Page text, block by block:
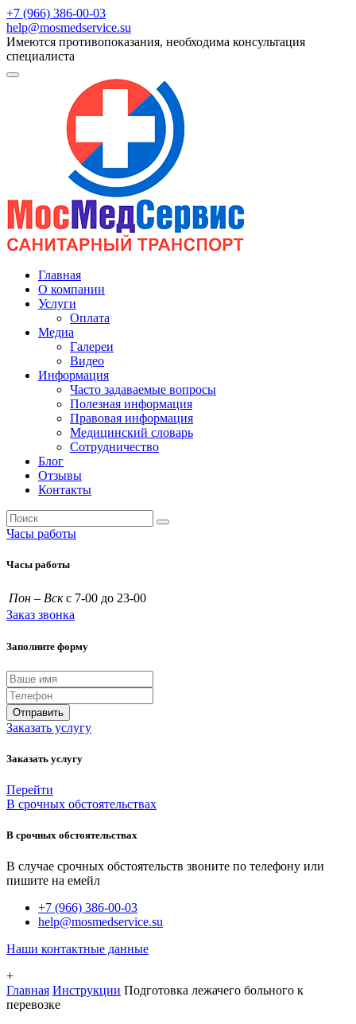
+7 (966) 386-00-03
help@mosmedservice.su
Имеются противопоказания, необходима консультация
специалиста
Главная
О компании
Услуги
Оплата
Медиа
Галереи
Видео
Информация
Часто задаваемые вопросы
Полезная информация
Правовая информация
Медицинский словарь
Сотрудничество
Блог
Отзывы
Контакты
Часы работы
Часы работы
Пон – Вск с 7-00 до 23-00
Заказ звонка
Заполните форму
Отправить
Заказать услугу
Заказать услугу
Перейти
В срочных обстоятельствах
В срочных обстоятельствах
В случае срочных обстоятельств звоните по телефону или
пишите на емейл
+7 (966) 386-00-03
help@mosmedservice.su
Наши контактные данные
+
Главная Инструкции Подготовка лежачего больного к
перевозке